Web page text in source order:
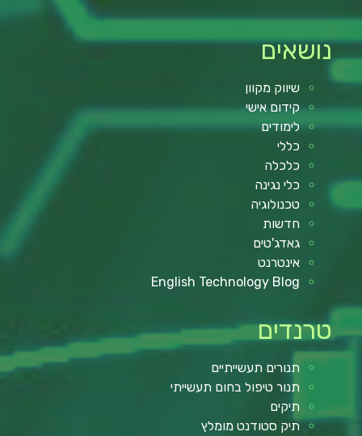
נושאים
שיווק מקוון
קידום אישי
לימודים
כללי
כלכלה
כלי נגינה
טכנולוגיה
חדשות
גאדג'טים
אינטרנט
English Technology Blog
טרנדים
תנורים תעשייתיים
תנור טיפול בחום תעשייתי
תיקים
תיק סטודנט מומלץ